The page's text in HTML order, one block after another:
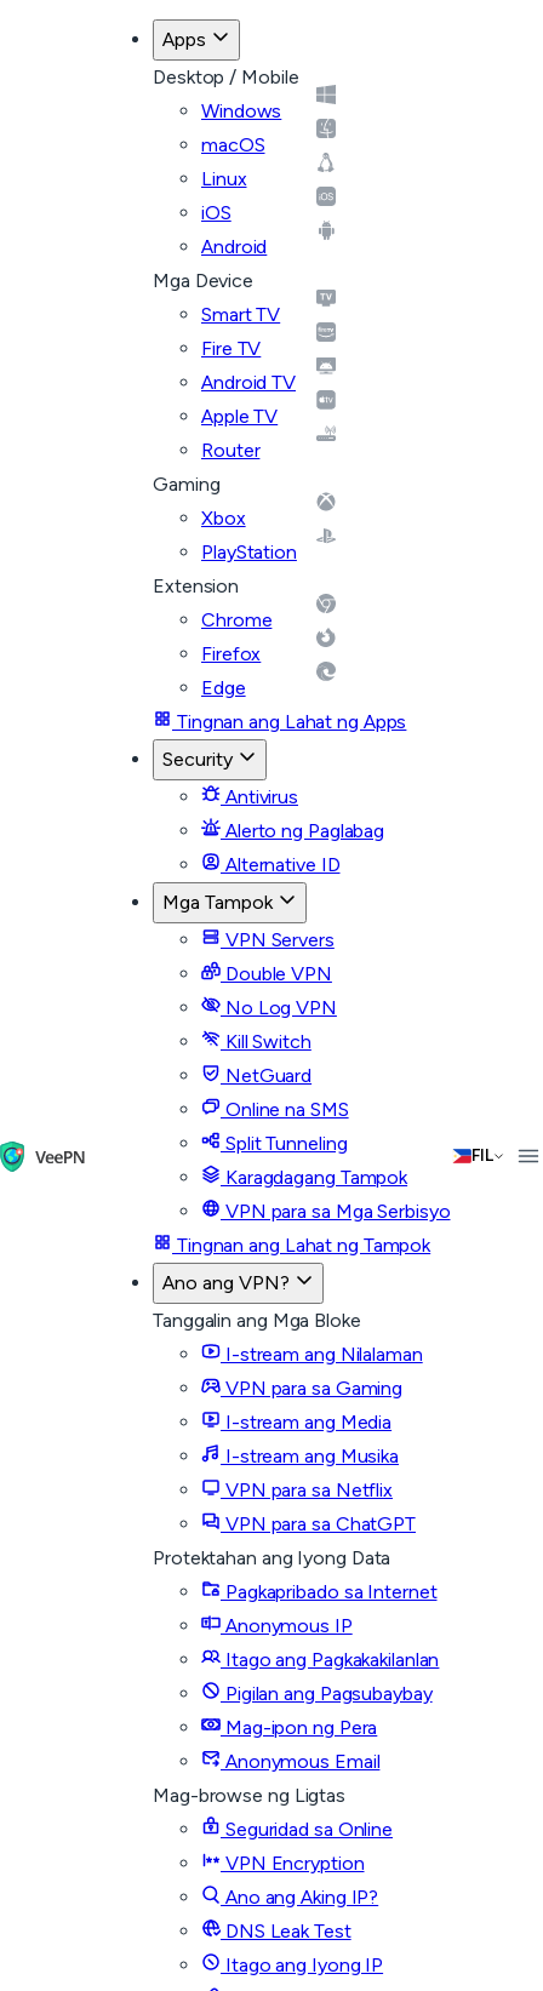
Apps
Desktop / Mobile
Windows
macOS
Linux
iOS
Android
Mga Device
Smart TV
Fire TV
Android TV
Apple TV
Router
Gaming
Xbox
PlayStation
Extension
Chrome
Firefox
Edge
Tingnan ang Lahat ng Apps
Security
Antivirus
Alerto ng Paglabag
Alternative ID
Mga Tampok
VPN Servers
Double VPN
No Log VPN
Kill Switch
NetGuard
Online na SMS
Split Tunneling
Karagdagang Tampok
VPN para sa Mga Serbisyo
Tingnan ang Lahat ng Tampok
Ano ang VPN?
Tanggalin ang Mga Bloke
I-stream ang Nilalaman
VPN para sa Gaming
I-stream ang Media
I-stream ang Musika
VPN para sa Netflix
VPN para sa ChatGPT
Protektahan ang Iyong Data
Pagkapribado sa Internet
Anonymous IP
Itago ang Pagkakakilanlan
Pigilan ang Pagsubaybay
Mag-ipon ng Pera
Anonymous Email
Mag-browse ng Ligtas
Seguridad sa Online
VPN Encryption
Ano ang Aking IP?
DNS Leak Test
Itago ang Iyong IP
FIL